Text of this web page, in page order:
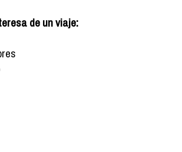
de un viaje: